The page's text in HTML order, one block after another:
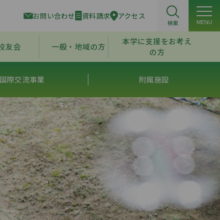
お問い合わせ 資料請求 アクセス
検索 MENU
友会 一般・地域の方
本学に支援をお考え
の方
際交流事業 附属施設